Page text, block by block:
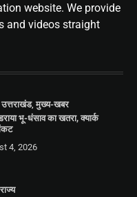
website. We provide
and videos straight
उत्तराखंड,मुख्य-खबर
भू-धंसाव का खतरा, क्यार्क
4, 2026
,राज्य